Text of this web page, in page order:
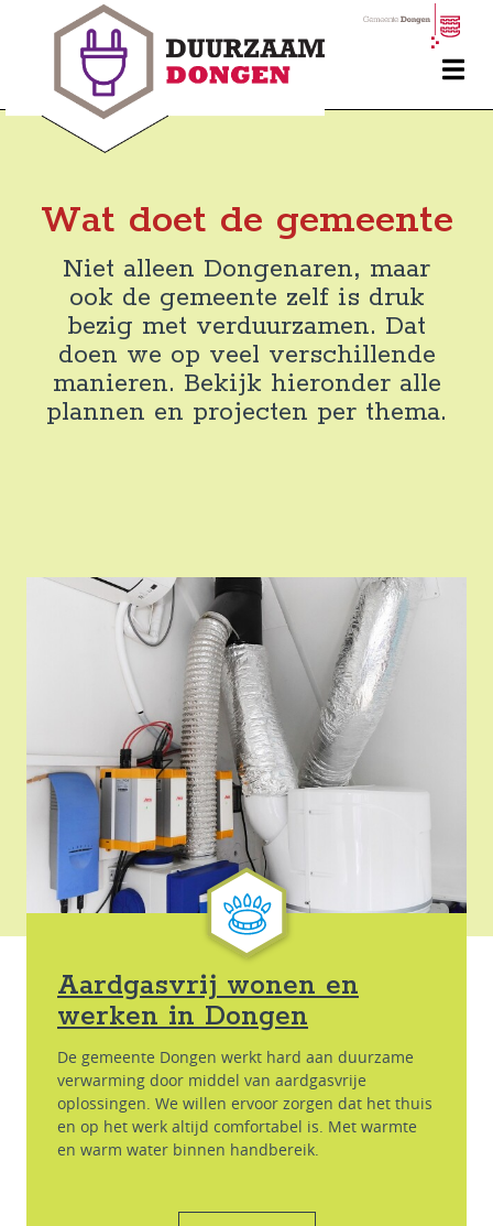
Wat doet de gemeente
Niet alleen Dongenaren, maar
ook de gemeente zelf is druk
bezig met verduurzamen. Dat
doen we op veel verschillende
manieren. Bekijk hieronder alle
plannen en projecten per thema.
Aardgasvrij wonen en
werken in Dongen
De gemeente Dongen werkt hard aan duurzame
verwarming door middel van aardgasvrije
oplossingen. We willen ervoor zorgen dat het thuis
en op het werk altijd comfortabel is. Met warmte
en warm water binnen handbereik.